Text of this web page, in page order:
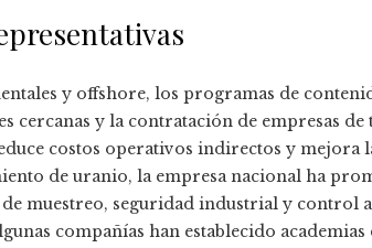
y offshore, los programas de
cercanas y la contratación de empresas
costos operativos indirectos y mejora
de uranio, la empresa nacional ha
muestreo, seguridad industrial y control
compañías han establecido